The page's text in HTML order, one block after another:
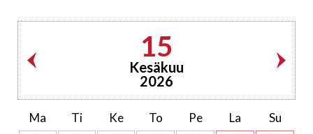
15
Kesäkuu
2026
Ma Ti Ke To Pe La Su